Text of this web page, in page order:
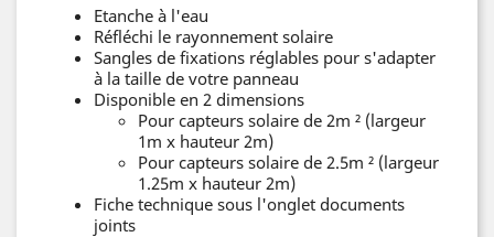
Etanche à l'eau
Réfléchi le rayonnement solaire
Sangles de fixations réglables pour s'adapter
à la taille de votre panneau
Disponible en 2 dimensions
Pour capteurs solaire de 2m ² (largeur
1m x hauteur 2m)
Pour capteurs solaire de 2.5m ² (largeur
1.25m x hauteur 2m)
Fiche technique sous l'onglet documents
joints